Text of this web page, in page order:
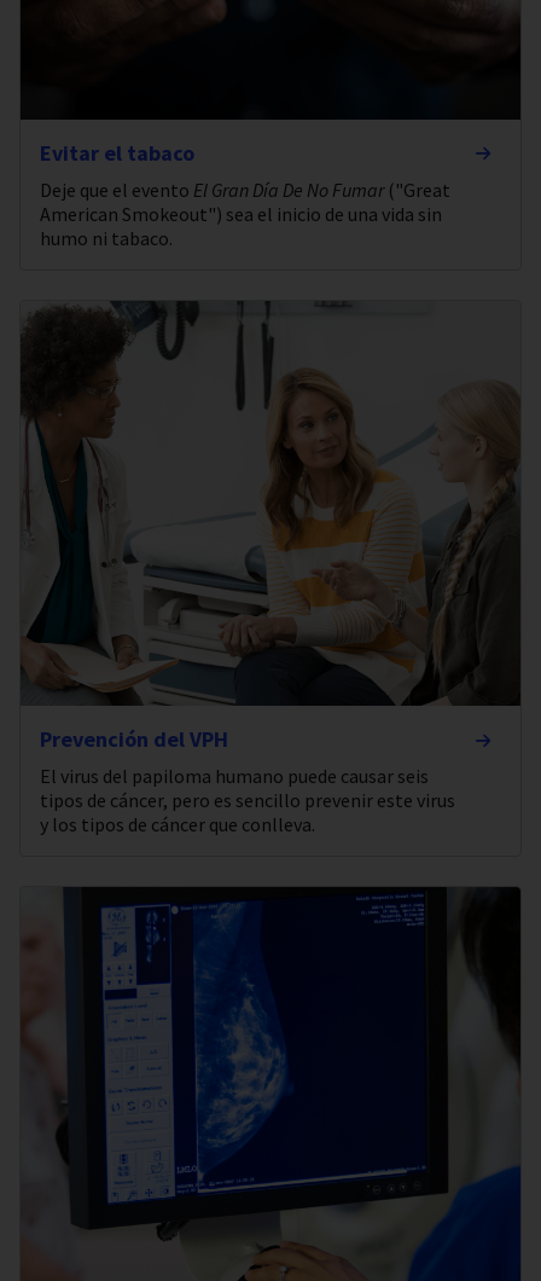
Evitar el tabaco
Deje que el evento El Gran Día De No Fumar("Great
American Smokeout") sea el inicio de una vida sin
humo ni tabaco.
Prevención del VPH
El virus del papiloma humano puede causar seis
tipos de cáncer, pero es sencillo prevenir este virus
y los tipos de cáncer que conlleva.